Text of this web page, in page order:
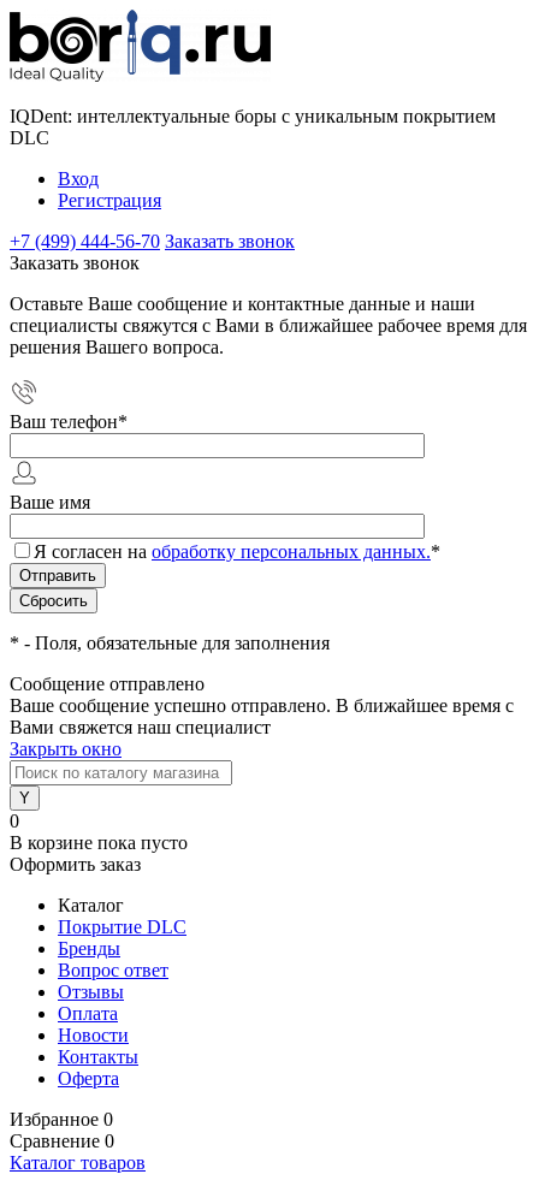
IQDent: интеллектуальные боры с уникальным покрытием
DLC
Вход
Регистрация
+7 (499) 444-56-70 Заказать звонок
Заказать звонок
Оставьте Ваше сообщение и контактные данные и наши
специалисты свяжутся с Вами в ближайшее рабочее время для
решения Вашего вопроса.
Ваш телефон*
Ваше имя
Я согласен на обработку персональных данных.*
* - Поля, обязательные для заполнения
Сообщение отправлено
Ваше сообщение успешно отправлено. В ближайшее время с
Вами свяжется наш специалист
Закрыть окно
0
В корзине пока пусто
Оформить заказ
Каталог
Покрытие DLC
Бренды
Вопрос ответ
Отзывы
Оплата
Новости
Контакты
Оферта
Избранное 0
Сравнение 0
Каталог товаров